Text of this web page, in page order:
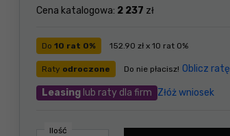
Cena katalogowa: 2 237 zł
Do 10 rat 0% 152.90 zł x 10 rat 0%
Raty odroczone Do nie płacisz! Oblicz ratę
Leasing lub raty dla firm Złóż wniosek
Ilość